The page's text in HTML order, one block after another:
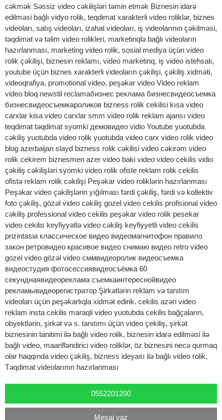
cəkmək Səssiz video cəkilişləri təmin etmək Biznesin idarə
edilməsi bağlı vidyo rolik, teqdimat xarakterli video roliklər, biznes
videoları, satış videoları, izahat videoları, iş videolarının çəkilməsi,
təqdimat və təlim video rolikleri, marketinqlə bağlı videoların
hazırlanması, marketing video rolik, sosial mediya üçün video
rolik çəkilişi, biznesin reklamı, video marketinq, iş video istehsalı,
youtube üçün biznes xarakterli videoların çəkilişi, çəkiliş xidməti,
videoqrafiya, promotional video, peşəkar video Video reklam
video bloq newstil reclamaбизнес реклама бизнесвидеосъемка
бизнесвидеосъемкароликов bizness rolik cekilisi kısa video
carxlar kisa video carxlar smm video rolik reklam ajansı video
teqdimat təqdimat syomki демовидео vidio Youtube yuotubda
cəkiliş yuotubda video rolik yuotubda video carx video rolik video
blog azerbaijan slayd bizness rolik cəkilisi video cəkirəm video
rolik cekirem biznesmen azer video baki video video cekilis vidio
çəkiliş cəkilişləri syomki video rolik ofiste reklam rolik cekilis
ofistə reklam rolik cəkilişi Peşəkar video roliklərin hazırlanması
Peşəkar video çəkilişlərin yığılması fərdi çəkiliş, fərdi və kollektiv
foto çəkiliş, gözəl video cəkiliş gozel video cekilis profisional video
cəkiliş professional video cekilis peşəkar video rolik pesekar
video cekilis keyfiyyətlə video cəkiliş keyfiyyetli video cekilis
prizintasia классическое видео видеомагнитофон правило
закон ретровидео красивое видео снимаю видео retro video
gozel video gözəl video сммвидеоролик видеосъемка
видеостудия фотосессиявидеосъёмкa 60
секунднаявидеореклама съемкаинтереснойвидео
рекламывидеорегистратор Şirkətlərin reklam və tanıtım
videoları üçün peşəkarlıqla xidmət edirik. cekilis azəri video
reklam insta cekilis maraqli video yuotubda cekilis bağçaların,
obyektlərin, şirkət və s. tanıtımı üçün video çekiliş, şirkət
biznesinin tanitimi ilə bağlı video rolik, biznesin idarə edilməsi ilə
bağlı video, maarifləndirici video roliklər, öz biznesini necə qurmaq
olar haqqında video çəkiliş, bizness ideyası ilə bağlı video rolik,
Təqdimat videolarının hazırlanması
0552201200
Mesaj yaz